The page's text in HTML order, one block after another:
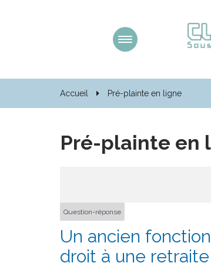
Aller
navigation
Accueil Pré-plainte en ligne
Pré-plainte en
Question-réponse
Un ancien
droit à une